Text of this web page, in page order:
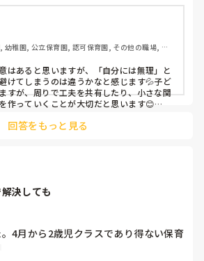
私だと食べてくれないけど◯◯先生なら
「私が言っても無理なので」と、工夫
がいます。もちろんこどもとの相性も
なさんの園ではイヤイヤ期のおこさん
生っていますか？言うこと聞くこども
屋回らないですよね…。こうすると食べ
ったらトイレ来てくれますよなど伝え
ないみたいです。（正規、パートさん
幼稚園, 公立保育園, 認可保育園, その他の職場, 小
はあると思いますが、「自分には無理」と
けてしまうのは違うかなと感じます💦子ど
すが、周りで工夫を共有したり、小さな関
作っていくことが大切だと思います😊
回答をもっと見る
決しても
4月から2歳児クラスであり得ない保育
人の年配が暴走してオムツを履かずに